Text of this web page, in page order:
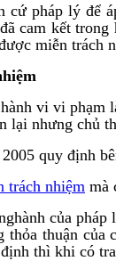
cứ pháp lý để
cam kết
miễn trách
vi vi phạm
lại nhưng chủ
quy định
trách nhiệm mà
của
thỏa thuận
thì khi có